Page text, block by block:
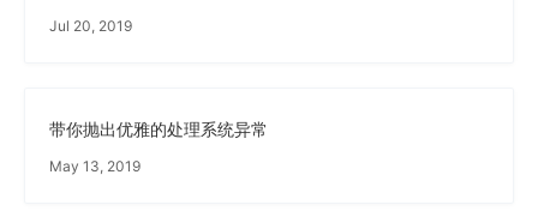
Jul 20, 2019
带你抛出优雅的处理系统异常
May 13, 2019